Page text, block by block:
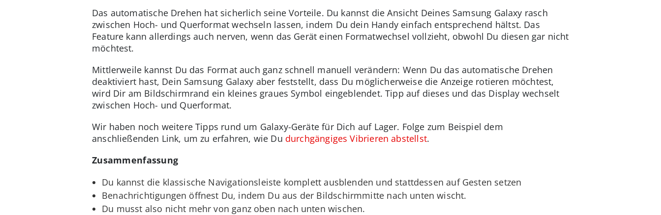
Das automatische Drehen hat sicherlich seine Vorteile. Du kannst die Ansicht Deines Samsung Galaxy rasch
zwischen Hoch- und Querformat wechseln lassen, indem Du dein Handy einfach entsprechend hältst. Das
Feature kann allerdings auch nerven, wenn das Gerät einen Formatwechsel vollzieht, obwohl Du diesen gar nicht
möchtest.
Mittlerweile kannst Du das Format auch ganz schnell manuell verändern: Wenn Du das automatische Drehen
deaktiviert hast, Dein Samsung Galaxy aber feststellt, dass Du möglicherweise die Anzeige rotieren möchtest,
wird Dir am Bildschirmrand ein kleines graues Symbol eingeblendet. Tipp auf dieses und das Display wechselt
zwischen Hoch- und Querformat.
Wir haben noch weitere Tipps rund um Galaxy-Geräte für Dich auf Lager. Folge zum Beispiel dem
anschließenden Link, um zu erfahren, wie Du durchgängiges Vibrieren abstellst.
Zusammenfassung
Du kannst die klassische Navigationsleiste komplett ausblenden und stattdessen auf Gesten setzen
Benachrichtigungen öffnest Du, indem Du aus der Bildschirmmitte nach unten wischt.
Du musst also nicht mehr von ganz oben nach unten wischen.